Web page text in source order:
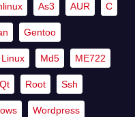
As3 AUR C
Gentoo
Linux Md5 ME722
Qt Root Ssh
Wordpress